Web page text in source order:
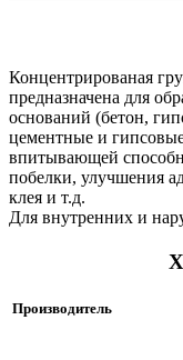
Концентрированая
предназначена для
оснований (бетон,
цементные и
впитывающей
побелки, улучшения
клея и т.д.
Для внутренних и
Производитель